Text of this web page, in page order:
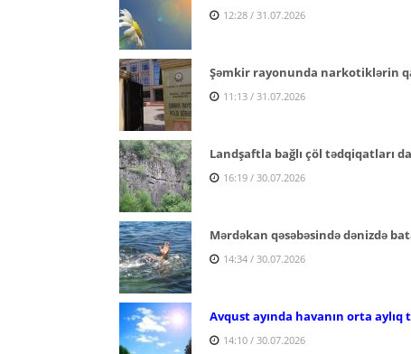
12:28 / 31.07.2026
Şəmkir rayonunda narkotiklərin
11:13 / 31.07.2026
Landşaftla bağlı çöl tədqiqatları
16:19 / 30.07.2026
Mərdəkan qəsəbəsində dənizdə
14:34 / 30.07.2026
Avqust ayında havanın orta
14:10 / 30.07.2026